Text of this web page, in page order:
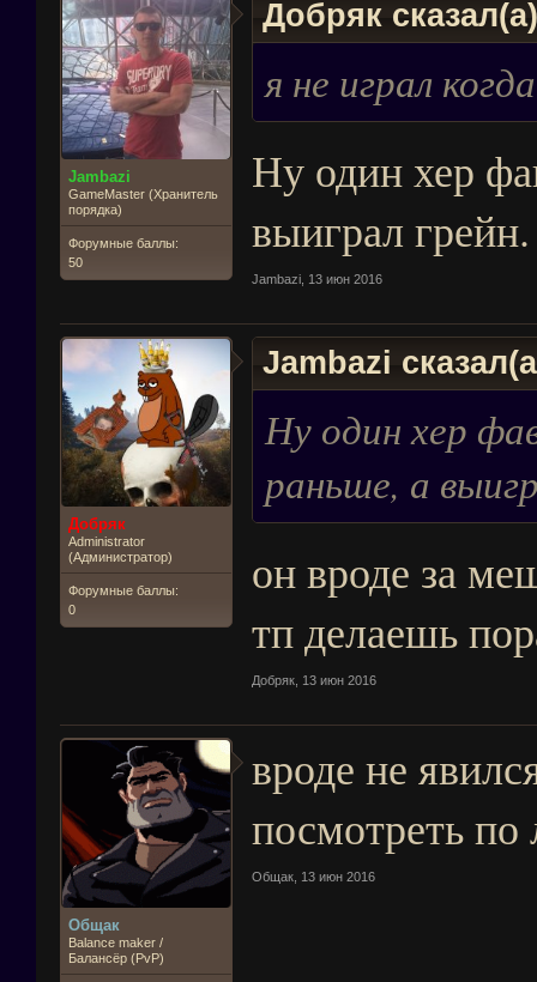
Jambazi
GameMaster (Хранитель
порядка)
Форумные баллы:
50
Добряк
я не играл
Ну один хер
выиграл грейн.
Jambazi 13 июн 2016
Добряк
Administrator
(Администратор)
Форумные баллы:
0
Jambazi
Ну один хер
раньше, а
он вроде за
тп делаешь
Добряк 13 июн 2016
Общак
Balance maker /
Балансёр (PvP)
вроде не
посмотреть
Общак 13 июн 2016